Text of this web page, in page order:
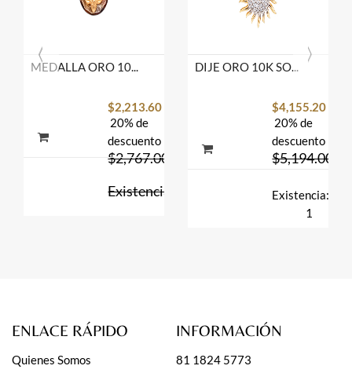
MEDALLA ORO 10K ESP. STO RED 07-10 FLOR MEX.
$2,213.60
20% de
descuento
$2,767.00
Existencia:
DIJE ORO 10K SOL 40-140 AMA MEX.
$4,155.20
20% de
descuento
$5,194.00
Existencia:
1
ENLACE RÁPIDO
Quienes Somos
INFORMACIÓN
81 1824 5773